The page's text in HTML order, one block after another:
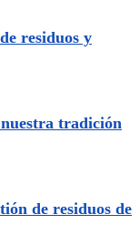
residuos y
tradición
de residuos de